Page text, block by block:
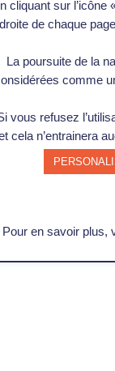
cliquant sur l’icône
droite de chaque
La poursuite de la
comme
vous refusez
cela n’entrainera
Pour en savoir plus,